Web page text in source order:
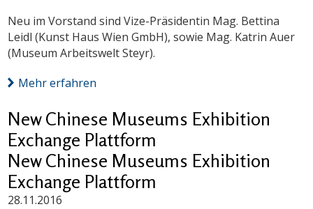
Neu im Vorstand sind Vize-Präsidentin Mag. Bettina
Leidl (Kunst Haus Wien GmbH), sowie Mag. Katrin Auer
(Museum Arbeitswelt Steyr).
Mehr erfahren
New Chinese Museums Exhibition
Exchange Plattform
New Chinese Museums Exhibition
Exchange Plattform
28.11.2016